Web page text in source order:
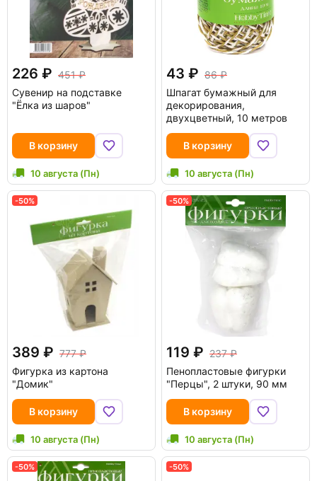
226
451
Сувенир на подставке
"Ёлка из шаров"
В корзину
10 августа (Пн)
43
86
Шпагат бумажный для
декорирования,
двухцветный, 10 метров
В корзину
10 августа (Пн)
-50%
389
777
Фигурка из картона
"Домик"
В корзину
10 августа (Пн)
-50%
119
237
Пенопластовые фигурки
"Перцы", 2 штуки, 90 мм
В корзину
10 августа (Пн)
-50% -50%